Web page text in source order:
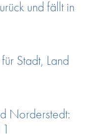
und fällt in
Stadt, Land
Norderstedt: